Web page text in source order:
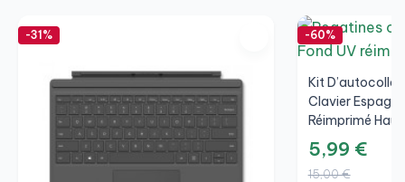
-31% -60%
Kit
Clavier
Réimprimé
5,99 €
15,00 €